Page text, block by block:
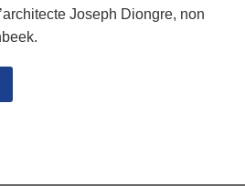
Joseph Diongre, non